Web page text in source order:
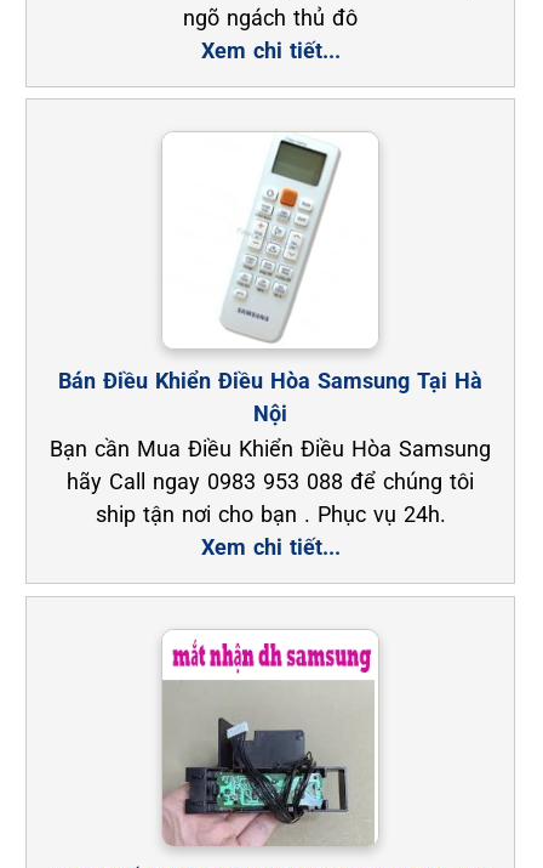
ngõ ngách thủ đô
Xem chi tiết...
Bán Điều Khiển Điều Hòa Samsung Tại Hà
Nội
Bạn cần Mua Điều Khiển Điều Hòa Samsung
hãy Call ngay 0983 953 088 để chúng tôi
ship tận nơi cho bạn . Phục vụ 24h.
Xem chi tiết...